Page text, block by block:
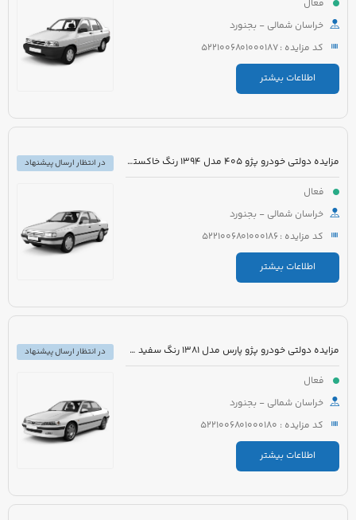
فعال
خراسان شمالی - بجنورد
کد مزایده : 5221006801000187
اطلاعات بیشتر
مزایده دولتی خودرو پژو 405 مدل 1394 رنگ خاکستری
فعال
خراسان شمالی - بجنورد
کد مزایده : 5221006801000186
اطلاعات بیشتر
در انتظار ارسال پیشنهاد
مزایده دولتی خودرو پژو پارس مدل 1381 رنگ سفید متالیک
فعال
خراسان شمالی - بجنورد
کد مزایده : 5221006801000180
اطلاعات بیشتر
در انتظار ارسال پیشنهاد